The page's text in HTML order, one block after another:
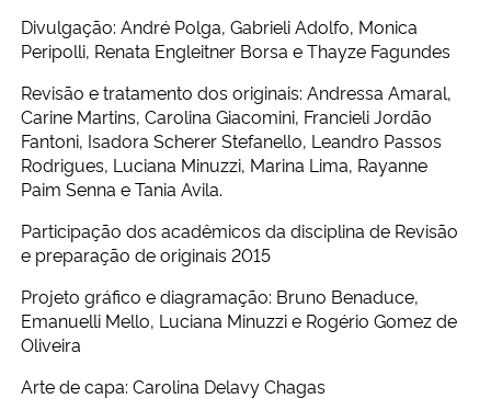
Divulgação: André Polga, Gabrieli Adolfo, Monica
Peripolli, Renata Engleitner Borsa e Thayze Fagundes
Revisão e tratamento dos originais: Andressa Amaral,
Carine Martins, Carolina Giacomini, Francieli Jordão
Fantoni, Isadora Scherer Stefanello, Leandro Passos
Rodrigues, Luciana Minuzzi, Marina Lima, Rayanne
Paim Senna e Tania Avila.
Participação dos acadêmicos da disciplina de Revisão
e preparação de originais 2015
Projeto gráfico e diagramação: Bruno Benaduce,
Emanuelli Mello, Luciana Minuzzi e Rogério Gomez de
Oliveira
Arte de capa: Carolina Delavy Chagas